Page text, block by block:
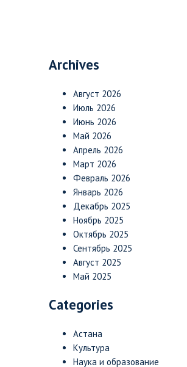
Archives
Август 2026
Июль 2026
Июнь 2026
Май 2026
Апрель 2026
Март 2026
Февраль 2026
Январь 2026
Декабрь 2025
Ноябрь 2025
Октябрь 2025
Сентябрь 2025
Август 2025
Май 2025
Categories
Астана
Культура
Наука и образование